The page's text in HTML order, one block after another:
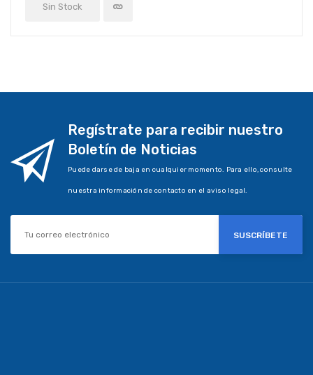
Sin Stock
Regístrate para recibir nuestro
Boletín de Noticias
Puede darse de baja en cualquier momento. Para ello, consulte
nuestra información de contacto en el aviso legal.
SUSCRÍBETE